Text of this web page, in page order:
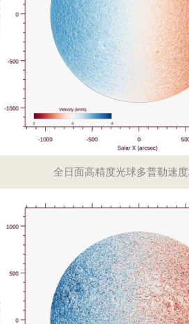
全日面高精度光球多普勒速